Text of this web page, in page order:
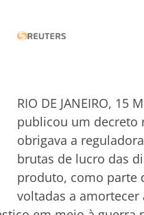
RIO DE JANEIRO, 15
publicou um decreto
obrigava a
brutas de lucro das
produto, como parte
voltadas a